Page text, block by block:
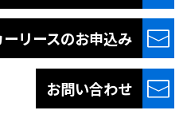
ーリースのお申込み
お問い合わせ